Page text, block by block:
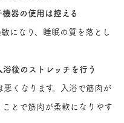
器の使用は控える
になり、睡眠の質を落とし
後のストレッチを行う
くなります。入浴で筋肉が
とで筋肉が柔軟になりやす